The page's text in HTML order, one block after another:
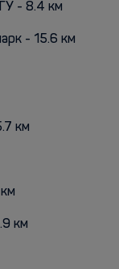
- 8.4 км
- 15.6 км
км
км